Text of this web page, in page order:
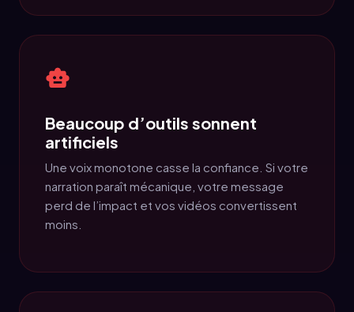
Beaucoup d’outils sonnent
artificiels
Une voix monotone casse la confiance. Si votre
narration paraît mécanique, votre message
perd de l’impact et vos vidéos convertissent
moins.